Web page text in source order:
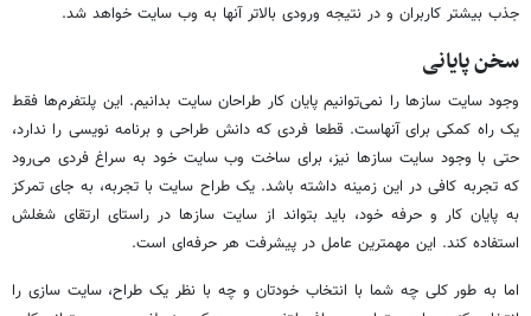
جذب بیشتر کاربران و در نتیجه ورودی بالاتر آنها به وب سایت خواهد شد.
سخن پایانی
وجود سایت سازها را نمی‌توانیم پایان کار طراحان سایت بدانیم. این پلتفرم‌ها فقط
یک راه کمکی برای آنهاست. قطعا فردی که دانش طراحی و برنامه نویسی را ندارد،
حتی با وجود سایت سازها نیز، برای ساخت وب سایت خود به سراغ فردی می‌رود
که تجربه کافی در این زمینه داشته باشد. یک طراح سایت با تجربه، به جای تمرکز
به پایان کار و حرفه خود، باید بتواند از سایت سازها در راستای ارتقای شغلش
استفاده کند. این مهمترین عامل در پیشرفت هر حرفه‌ای است.
اما به طور کلی چه شما با انتخاب خودتان و چه با نظر یک طراح، سایت سازی را